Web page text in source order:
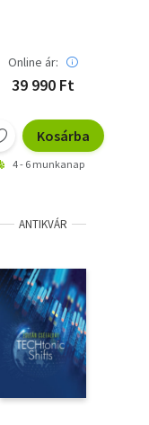
Online ár:
39 990 Ft
Kosárba
4 - 6 munkanap
ANTIKVÁR